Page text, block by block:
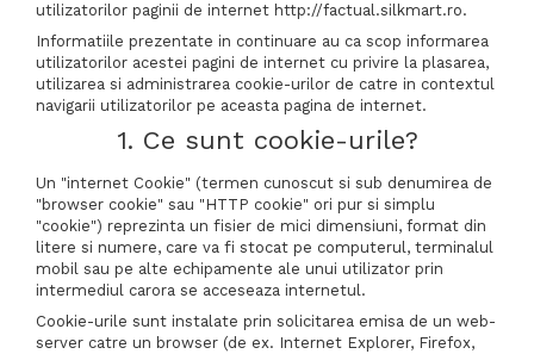
utilizatorilor paginii de internet http://factual.silkmart.ro.
Informatiile prezentate in continuare au ca scop informarea
utilizatorilor acestei pagini de internet cu privire la plasarea,
utilizarea si administrarea cookie-urilor de catre in contextul
navigarii utilizatorilor pe aceasta pagina de internet.
1. Ce sunt cookie-urile?
Un "internet Cookie" (termen cunoscut si sub denumirea de
"browser cookie" sau "HTTP cookie" ori pur si simplu
"cookie") reprezinta un fisier de mici dimensiuni, format din
litere si numere, care va fi stocat pe computerul, terminalul
mobil sau pe alte echipamente ale unui utilizator prin
intermediul carora se acceseaza internetul.
Cookie-urile sunt instalate prin solicitarea emisa de un web-
server catre un browser (de ex. Internet Explorer, Firefox,